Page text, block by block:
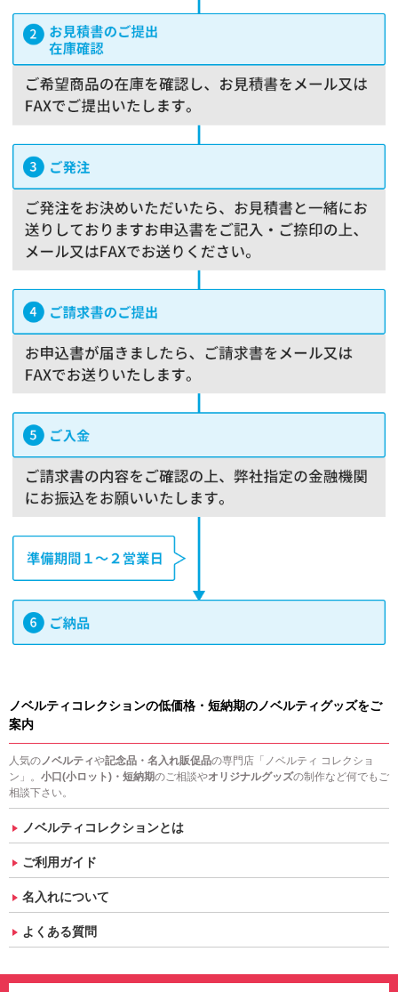
ノベルティコレクションの低価格・短納期のノベルティグッズをご
案内
人気のノベルティや記念品・名入れ販促品の専門店「ノベルティ コレクショ
ン」。 小口(小ロット)・短納期のご相談やオリジナルグッズの制作など何でもご
相談下さい。
ノベルティコレクションとは
ご利用ガイド
名入れについて
よくある質問